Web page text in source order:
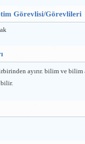
Görevlisi/Görevlileri
ayırır. bilim ve bilim
bilir.